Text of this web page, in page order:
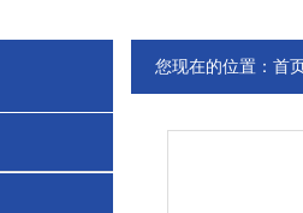
您现在的位置： 首